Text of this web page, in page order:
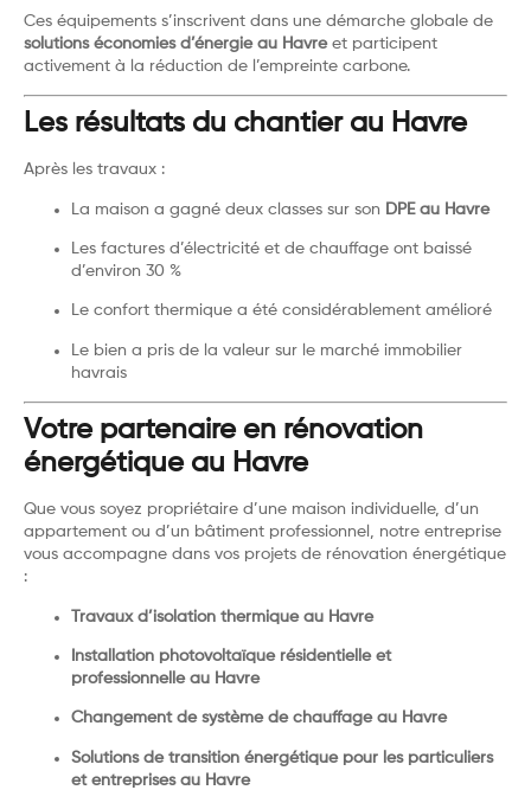
Ces équipements s’inscrivent dans une démarche globale de
solutions économies d’énergie au Havreet participent
activement à la réduction de l’empreinte carbone.
Les résultats du chantier au Havre
Après les travaux :
La maison a gagné deux classes sur son DPE au Havre
Les factures d’électricité et de chauffage ont baissé
d’environ 30 %
Le confort thermique a été considérablement amélioré
Le bien a pris de la valeur sur le marché immobilier
havrais
Votre partenaire en rénovation
énergétique au Havre
Que vous soyez propriétaire d’une maison individuelle, d’un
appartement ou d’un bâtiment professionnel, notre entreprise
vous accompagne dans vos projets de rénovation énergétique
:
Travaux d’isolation thermique au Havre
Installation photovoltaïque résidentielle et
professionnelle au Havre
Changement de système de chauffage au Havre
Solutions de transition énergétique pour les particuliers
et entreprises au Havre